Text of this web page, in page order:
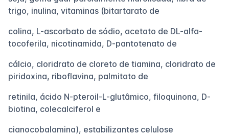
trigo, inulina, vitaminas (bitartarato de
colina, L-ascorbato de sódio, acetato de DL-alfa-
tocoferila, nicotinamida, D-pantotenato de
cálcio, cloridrato de cloreto de tiamina, cloridrato de
piridoxina, riboflavina, palmitato de
retinila, ácido N-pteroil-L-glutâmico, filoquinona, D-
biotina, colecalciferol e
cianocobalamina), estabilizantes celulose